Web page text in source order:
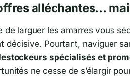
alléchantes…
de larguer les amarres vous
décisive. Pourtant, naviguer
spécialisés et
ne cesse de s’élargir